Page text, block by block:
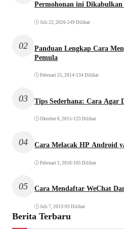
Permohonan ini
Juli 22, 2026•249 Dilihat
02
Panduan Lengkap Cara
Pemula
Februari 25, 2014•134 Dilihat
03 Tips Sederhana: Cara Agar
Oktober 6, 2015 •123 Dilihat
04 Cara Melacak HP Android
Februari 1, 2016•105 Dilihat
05 Cara Mendaftar WeChat
Juli 7, 2013 •93 Dilihat
Berita Terbaru